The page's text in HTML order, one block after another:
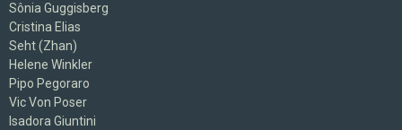
Sônia Guggisberg
Cristina Elias
Seht (Zhan)
Helene Winkler
Pipo Pegoraro
Vic Von Poser
Isadora Giuntini